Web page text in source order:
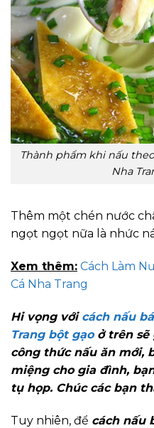
Thành phẩm khi nấu
Nha
Thêm một chén nước
ngọt ngọt nữa là nhức
Xem thêm: Cách Làm
Cá Nha Trang
Hi vọng với cách nấu
Trang bột gạoở trên sẽ
công thức nấu ăn mới,
miệng cho gia đình,
tụ họp. Chúc các bạn
Tuy nhiên, để cách nấu